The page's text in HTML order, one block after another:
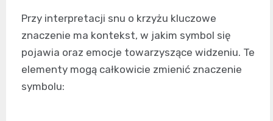
Przy interpretacji snu o krzyżu kluczowe
znaczenie ma kontekst, w jakim symbol się
pojawia oraz emocje towarzyszące widzeniu. Te
elementy mogą całkowicie zmienić znaczenie
symbolu: